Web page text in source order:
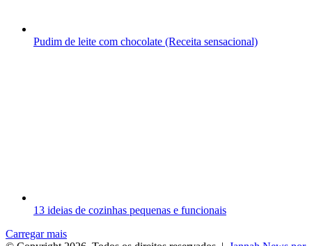
Pudim de leite com chocolate (Receita sensacional)
13 ideias de cozinhas pequenas e funcionais
Carregar mais